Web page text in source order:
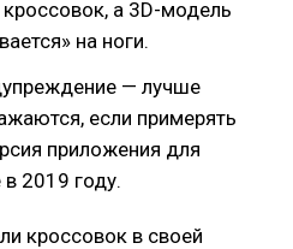
а 3D-модель
на ноги.
— лучше
если примерять
приложения для
2019 году.
кроссовок в своей